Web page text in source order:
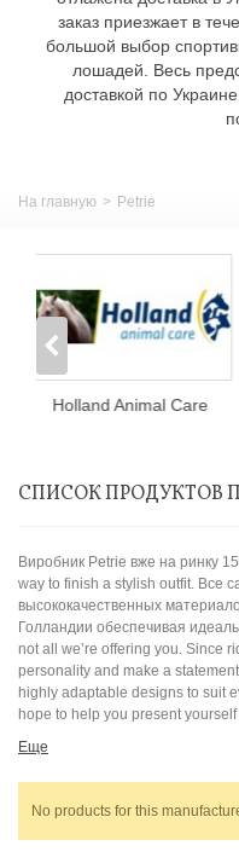
заказ приезжает в
большой выбор
лошадей. Весь
доставкой по
На главную > Petrie
Animal Care
СПИСОК ПРОДУКТОВ
Виробник Petrie вже на ринку
way to finish a stylish outfit. Все
высококачественных
Голландии обеспечивая
not all we’re offering you. Since
personality and make a
highly adaptable designs to suit
hope to help you present
Еще
No products for this